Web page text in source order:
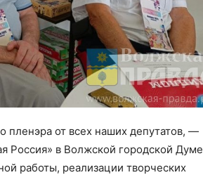
пленэра от всех наших депутатов, —
Россия» в Волжской городской Думе
работы, реализации творческих